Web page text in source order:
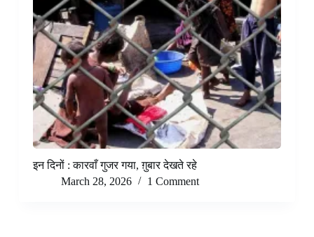
इन दिनों : कारवाँ गुजर गया, ग़ुबार देखते रहे
March 28, 2026
1 Comment